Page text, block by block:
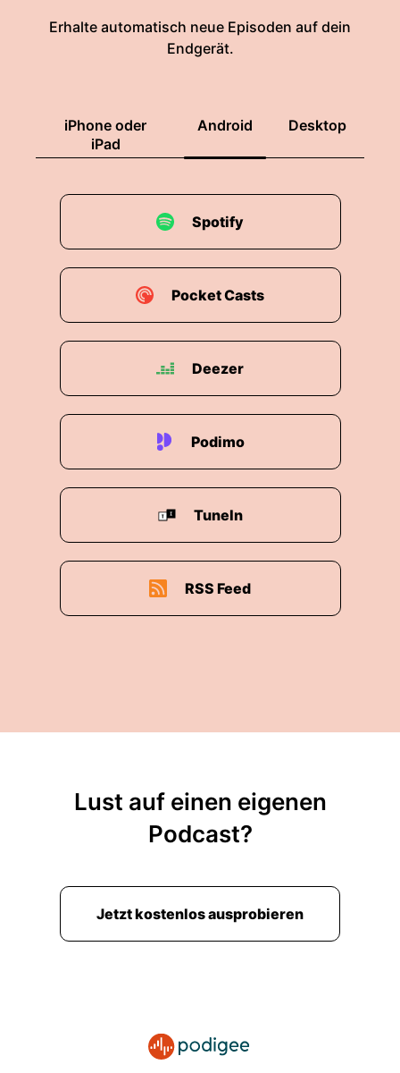
Erhalte automatisch neue Episoden auf dein
Endgerät.
iPhone oder
iPad
Android Desktop
Spotify
Pocket Casts
Deezer
Podimo
TuneIn
RSS Feed
Lust auf einen eigenen
Podcast?
Jetzt kostenlos ausprobieren